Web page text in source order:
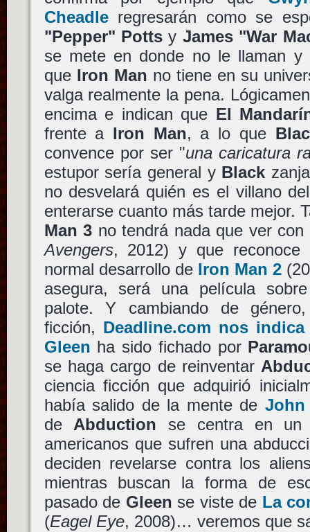
Cheadleregresarán como se
"Pepper" Pottsy James "War
se mete en donde no le llaman y
que Iron Man no tiene en su
valga realmente la pena.
encima e indican que El
frente a Iron Man, a lo que
convence por ser "una caricatura
estupor sería general y Black
no desvelará quién es el villano
enterarse cuanto más tarde mejor.
Man 3 no tendrá nada que ver con
Avengers, 2012) y que
normal desarrollo de Iron Man 2
asegura, será una película
palote. Y cambiando de
ficción, Deadline.com nos indica
Gleen ha sido fichado por
se haga cargo de reinventar
ciencia ficción que adquirió
había salido de la mente de John
de Abduction se centra en un
americanos que sufren una
deciden revelarse contra los
mientras buscan la forma de
pasado de Gleen se viste de La
(Eagel Eye, 2008)… veremos que